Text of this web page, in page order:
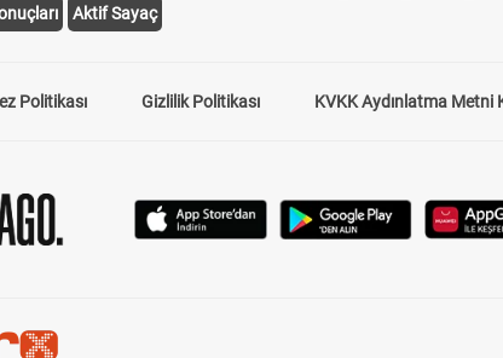
Aktif Sayaç
Politikası Gizlilik Politikası KVKK Aydınlatma Metni